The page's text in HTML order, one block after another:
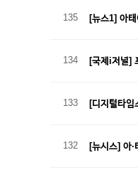
135 [뉴스1] 아
134 [국제i저널]
133 [디지털타임
132 [뉴시스] 아·